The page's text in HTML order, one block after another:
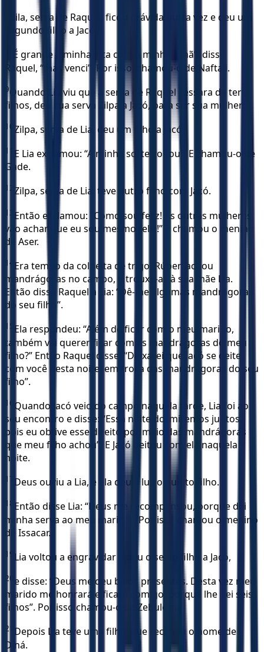
Bila, serva de Raquel, ficou grávida outra vez e deu um
segundo filho a Jacó.
“É grande a minha luta com a minha irmã”, disse
Raquel, “mas venci”. Por isso, chamou-o de Naftali.
9Quando Lia viu que a serva de Raquel cessara de ter
filhos, deu sua serva Zilpa a Jacó, para ser sua mulher.
10 Zilpa, serva de Lia, deu um filho a Jacó.
11
E Lia exclamou: “A minha sorte voltou!” E chamou-o de
Gade.
12 Zilpa, serva de Lia, teve outro filho com Jacó.
13 Então exclamou: “Como sou feliz! As outras mulheres
vão achar que eu sou mesmo feliz!” E chamou o menino
de Aser.
14 Era tempo da colheita de trigo. Rúben achou
mandrágoras no campo, e trouxe-as à sua mãe Lia.
Então disse Raquel a Lia: “Dê-me algumas mandrágoras
do seu filho”.
15 Ela respondeu: “Além de ficar com o meu marido,
também vai querer ficar com as mandrágoras do meu
filho?” Então Raquel disse: “Deixarei que Jacó se deite
com você nesta noite, em troca das mandrágoras do seu
filho”.
16 Quando Jacó veio do campo naquela tarde, Lia foi ao
seu encontro e disse: “Essa noite dormiremos juntos,
pois eu obtive esse direito por meio das mandrágoras
que meu filho achou”. E Jacó deitou com ela naquela
noite.
17 Deus ouviu a Lia, e ela deu à luz o quinto filho.
18 Então disse Lia: “Deus me recompensou, porque dei
minha serva ao meu marido”. Por isso chamou o menino
de Issacar.
19 Lia voltou a engravidar e deu o sexto filho a Jacó,
20 e disse: “Deus me deu belos presentes. Desta vez meu
marido me honrará e ficará comigo, porque lhe dei seis
filhos”. Por isso chamou-o de Zebulom.
21
Depois Lia teve uma filha, que recebeu o nome de
Diná.